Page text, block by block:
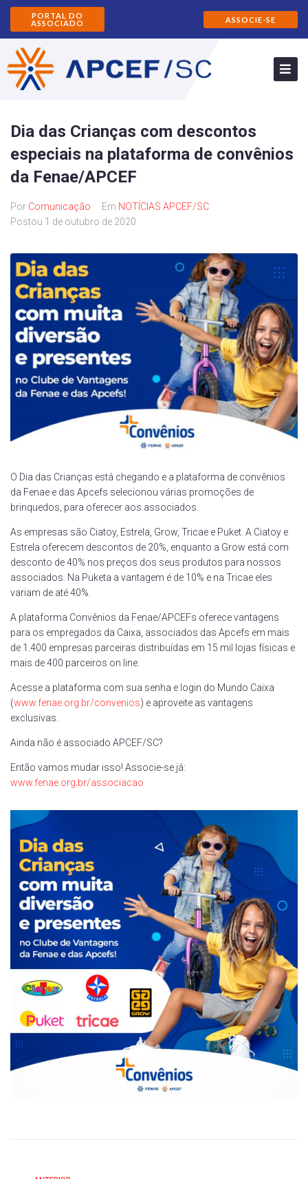
PORTAL DO
ASSOCIADO
ASSOCIE-SE
Dia das Crianças com descontos
especiais na plataforma de convênios
da Fenae/APCEF
Por Comunicação Em NOTÍCIAS APCEF/SC
Postou 1 de outubro de 2020
O Dia das Crianças está chegando e a plataforma de convênios
da Fenae e das Apcefs selecionou várias promoções de
brinquedos, para oferecer aos associados.
As empresas são Ciatoy, Estrela, Grow, Tricae e Puket. A Ciatoy e
Estrela oferecem descontos de 20%, enquanto a Grow está com
desconto de 40% nos preços dos seus produtos para nossos
associados. Na Puketa a vantagem é de 10% e na Tricae eles
variam de até 40%.
A plataforma Convênios da Fenae/APCEFs oferece vantagens
para os empregados da Caixa, associados das Apcefs em mais
de 1.400 empresas parceiras distribuídas em 15 mil lojas físicas e
mais de 400 parceiros on line.
Acesse a plataforma com sua senha e login do Mundo Caixa
(www.fenae.org.br/convenios) e aproveite as vantagens
exclusivas.
Ainda não é associado APCEF/SC?
Então vamos mudar isso! Associe-se já:
www.fenae.org.br/associacao